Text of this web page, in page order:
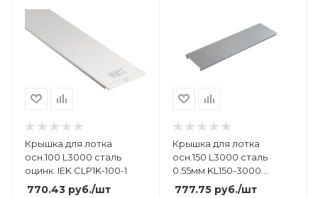
Крышка для лотка
осн.100 L3000 сталь
оцинк. IEK CLP1K-100-1
770.43 руб./шт
Крышка для лотка
осн.150 L3000 сталь
0.55мм KL150-3000
оцинк. КМ LO0511
777.75руб./шт